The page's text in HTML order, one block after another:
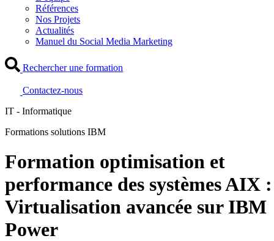
Références
Nos Projets
Actualités
Manuel du Social Media Marketing
Rechercher une formation
Contactez-nous
IT - Informatique
Formations solutions IBM
Formation optimisation et
performance des systèmes AIX :
Virtualisation avancée sur IBM
Power